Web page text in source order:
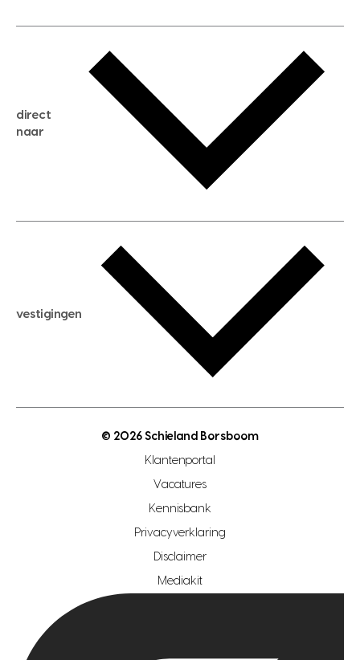
gratis zoekservice
huis verkopen
huis kopen
aankoopadvies
verkoopadvies
hypotheekadvies
direct
naar
hypotheek berekenen
maximale hypotheek berekenen
hypotheek bespaarcheck
gratis zoekprofiel aanmaken
open woningwaarde dag
vestigingen
makelaar regio zoetermeer
hypotheekshop regio den haag
hypotheekshop regio rotterdam
© 2026 Schieland Borsboom
Klantenportal
Vacatures
Kennisbank
Privacyverklaring
Disclaimer
Mediakit